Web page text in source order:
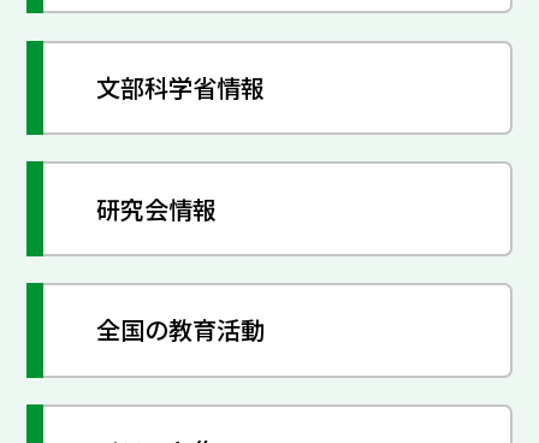
文部科学省情報
研究会情報
全国の教育活動